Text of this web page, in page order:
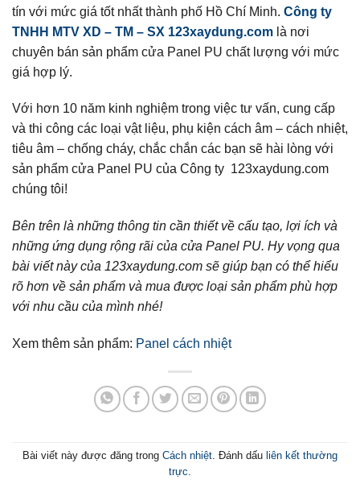
tín với mức giá tốt nhất thành phố Hồ Chí Minh. Công ty
TNHH MTV XD – TM – SX 123xaydung.com là nơi
chuyên bán sản phẩm cửa Panel PU chất lượng với mức
giá hợp lý.
Với hơn 10 năm kinh nghiệm trong việc tư vấn, cung cấp
và thi công các loại vật liệu, phụ kiện cách âm – cách nhiệt,
tiêu âm – chống cháy, chắc chắn các bạn sẽ hài lòng với
sản phẩm cửa Panel PU của Công ty 123xaydung.com
chúng tôi!
Bên trên là những thông tin cần thiết về cấu tạo, lợi ích và
những ứng dụng rộng rãi của cửa Panel PU. Hy vọng qua
bài viết này của 123xaydung.com sẽ giúp bạn có thể hiểu
rõ hơn về sản phẩm và mua được loại sản phẩm phù hợp
với nhu cầu của mình nhé!
Xem thêm sản phẩm: Panel cách nhiệt
Bài viết này được đăng trong Cách nhiệt. Đánh dấu liên kết thường
trực.